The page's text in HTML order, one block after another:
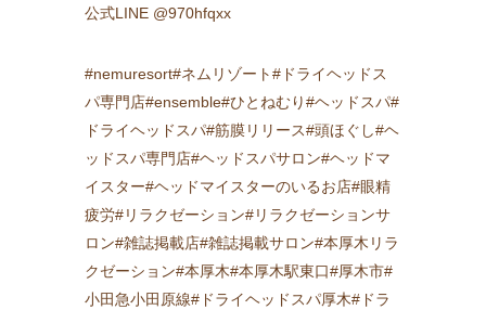
公式LINE @970hfqxx
#nemuresort#ネムリゾート#ドライヘッドス
パ専門店#ensemble#ひとねむり#ヘッドスパ#
ドライヘッドスパ#筋膜リリース#頭ほぐし#ヘ
ッドスパ専門店#ヘッドスパサロン#ヘッドマ
イスター#ヘッドマイスターのいるお店#眼精
疲労#リラクゼーション#リラクゼーションサ
ロン#雑誌掲載店#雑誌掲載サロン#本厚木リラ
クゼーション#本厚木#本厚木駅東口#厚木市#
小田急小田原線#ドライヘッドスパ厚木#ドラ